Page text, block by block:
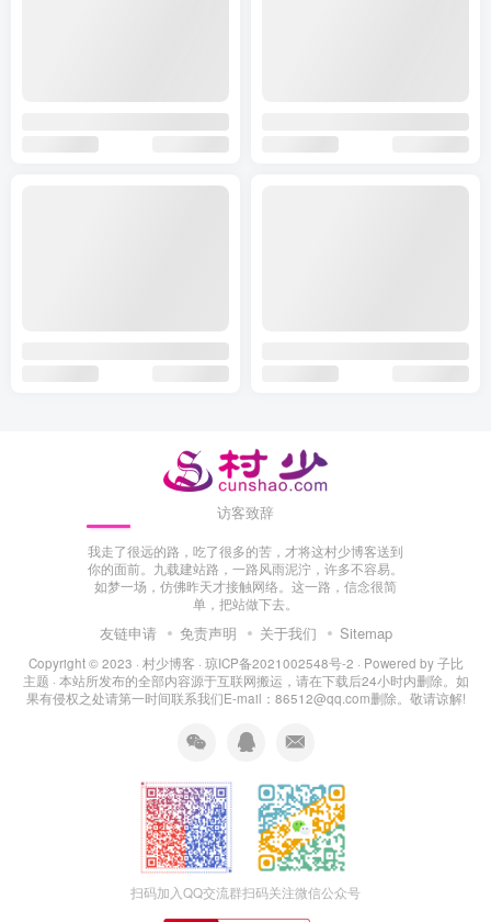
访客致辞
我走了很远的路，吃了很多的苦，才将这村少博客送到
你的面前。九载建站路，一路风雨泥泞，许多不容易。
如梦一场，仿佛昨天才接触网络。这一路，信念很简
单，把站做下去。
友链申请 免责声明 关于我们 Sitemap
Copyright © 2023 · 村少博客 · 琼ICP备2021002548号-2 · Powered by子比
主题 · 本站所发布的全部内容源于互联网搬运，请在下载后24小时内删除。如
果有侵权之处请第一时间联系我们E-mail：86512@qq.com删除。敬请谅解!
扫码加入QQ交流群扫码关注微信公众号